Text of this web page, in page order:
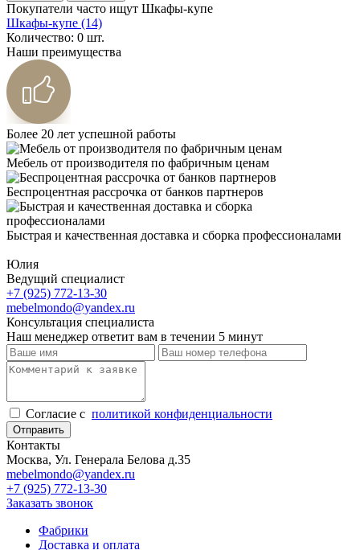
Покупатели часто ищут Шкафы-купе
Шкафы-купе (14)
Количество: 0 шт.
Наши преимущества
Более 20 лет успешной работы
Мебель от производителя по фабричным ценам
Беспроцентная рассрочка от банков партнеров
Быстрая и качественная доставка и сборка профессионалами
Юлия
Ведущий специалист
+7 (925) 772-13-30
mebelmondo@yandex.ru
Консультация специалиста
Наш менеджер ответит вам в течении 5 минут
Cогласие с политикой конфиденциальности
Отправить
Контакты
Москва, Ул. Генерала Белова д.35
mebelmondo@yandex.ru
+7 (925) 772-13-30
Заказать звонок
Фабрики
Доставка и оплата